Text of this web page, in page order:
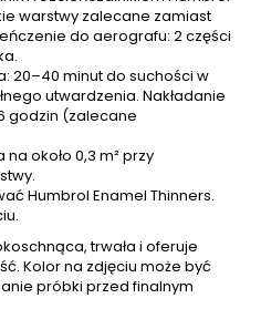
warstwy zalecane zamiast
do aerografu: 2 części
20–40 minut do suchości w
utwardzenia. Nakładanie
godzin (zalecane
na około 0,3 m² przy
Humbrol Enamel Thinners.
trwała i oferuje
Kolor na zdjęciu może być
próbki przed finalnym